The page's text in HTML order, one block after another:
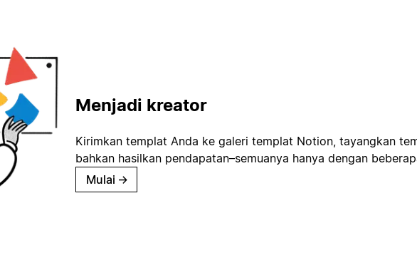
Menjadi kreator
Kirimkan templat Anda ke galeri templat Notion, tayangkan
bahkan hasilkan pendapatan–semuanya hanya dengan
Mulai →